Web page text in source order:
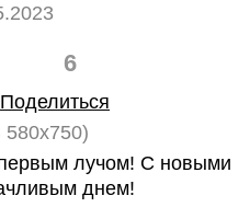
6
Поделиться
580x750)
лучом! С новыми
днем!